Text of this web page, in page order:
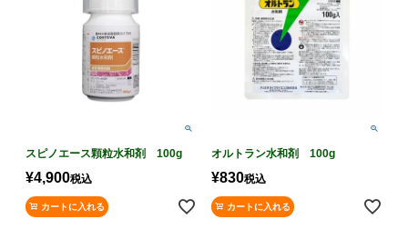
スピノエース顆粒水和剤 100g
¥4,900税込
カートに入れる
オルトラン水和剤 100g
¥830税込
カートに入れる